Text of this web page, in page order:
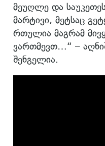
მეუღლე და
მარტივი, მეტსაც
რთულია მაგრამ
ვართმევთ…“ –
შენგელია.